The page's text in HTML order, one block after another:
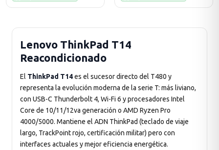
Lenovo ThinkPad T14
Reacondicionado
El ThinkPad T14es el sucesor directo del T480 y
representa la evolución moderna de la serie T: más liviano,
con USB-C Thunderbolt 4, Wi-Fi 6 y procesadores Intel
Core de 10/11/12va generación o AMD Ryzen Pro
4000/5000. Mantiene el ADN ThinkPad (teclado de viaje
largo, TrackPoint rojo, certificación militar) pero con
interfaces actuales y mejor eficiencia energética.